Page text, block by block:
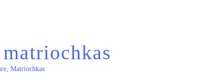
, Matriochkas